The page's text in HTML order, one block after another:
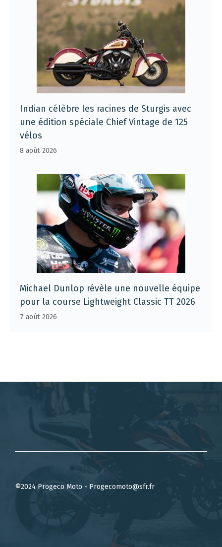
Indian célèbre les racines de Sturgis avec
une édition spéciale Chief Vintage de 125
vélos
8 août 2026
Michael Dunlop révèle une nouvelle équipe
pour la course Lightweight Classic TT 2026
7 août 2026
©2024 Progeco Moto - Progecomoto@sfr.fr